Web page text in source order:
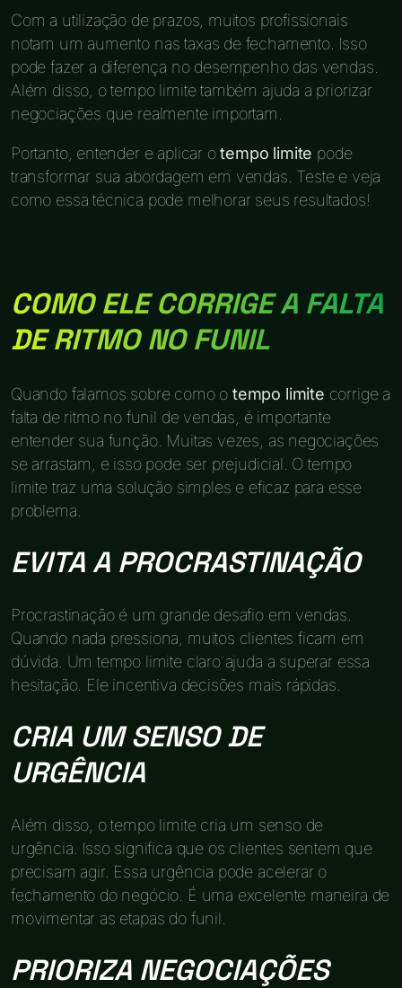
Com a utilização de prazos, muitos profissionais
notam um aumento nas taxas de fechamento. Isso
pode fazer a diferença no desempenho das vendas.
Além disso, o tempo limite também ajuda a priorizar
negociações que realmente importam.
Portanto, entender e aplicar otempo limite pode
transformar sua abordagem em vendas. Teste e veja
como essa técnica pode melhorar seus resultados!
COMO ELE CORRIGE A FALTA
DE RITMO NO FUNIL
Quando falamos sobre como o tempo limite corrige a
falta de ritmo no funil de vendas, é importante
entender sua função. Muitas vezes, as negociações
se arrastam, e isso pode ser prejudicial. O tempo
limite traz uma solução simples e eficaz para esse
problema.
EVITA A PROCRASTINAÇÃO
Procrastinação é um grande desafio em vendas.
Quando nada pressiona, muitos clientes ficam em
dúvida. Um tempo limite claro ajuda a superar essa
hesitação. Ele incentiva decisões mais rápidas.
CRIA UM SENSO DE
URGÊNCIA
Além disso, o tempo limite cria um senso de
urgência. Isso significa que os clientes sentem que
precisam agir. Essa urgência pode acelerar o
fechamento do negócio. É uma excelente maneira de
movimentar as etapas do funil.
PRIORIZA NEGOCIAÇÕES